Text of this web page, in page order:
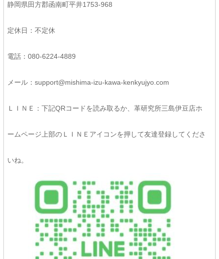
静岡県田方郡函南町平井1753-968
定休日：不定休
電話：080-6224-4889
メール：support@mishima-izu-kawa-kenkyujyo.com
ＬＩＮＥ：下記QRコードを読み取るか、革研究所三島伊豆店ホ
ームページ上部のＬＩＮＥアイコンを押して友達登録してくださ
いね。